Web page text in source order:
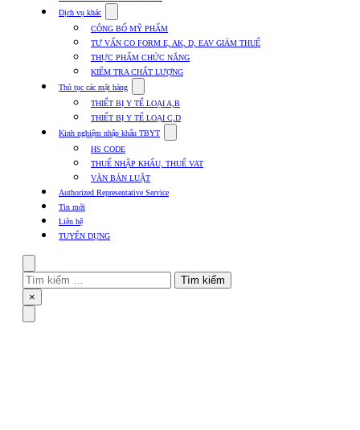
TBYT
Dịch vụ khác
submenu
for
Dịch
vụ
khác
CÔNG BỐ MỸ PHẨM
TƯ VẤN CO FORM E, AK, D, EAV GIẢM THUẾ
THỰC PHẨM CHỨC NĂNG
KIỂM TRA CHẤT LƯỢNG
Thủ tục các mặt hàng
submenu
for
Thủ
tục
mặt
hàng
THIẾT BỊ Y TẾ LOẠI A,B
THIẾT BỊ Y TẾ LOẠI C,D
Kinh nghiệm nhập khẩu TBYT
submenu
Kinh
HS CODE
THUẾ NHẬP KHẨU, THUẾ VAT
VĂN BẢN LUẬT
Authorized Representative Service
Tin mới
Liên hệ
TUYỂN DỤNG
Tìm
kiếm
cho:
Close
×